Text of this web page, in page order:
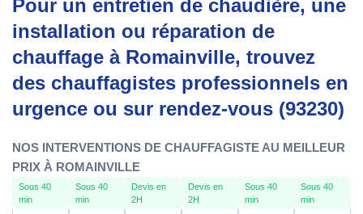
Pour un entretien de chaudière, une
installation ou réparation de
chauffage à Romainville, trouvez
des chauffagistes professionnels en
urgence ou sur rendez-vous (93230)
NOS INTERVENTIONS DE CHAUFFAGISTE AU MEILLEUR
PRIX À ROMAINVILLE
Sous 40
min
Sous 40
min
Devis en
2H
Devis en
2H
Sous 40
min
Sous 40
min